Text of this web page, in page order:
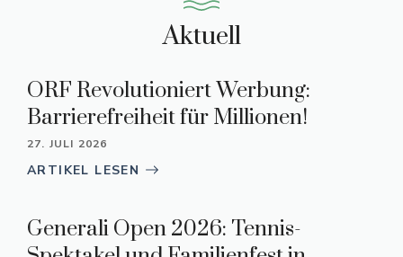
Aktuell
ORF Revolutioniert Werbung:
Barrierefreiheit für Millionen!
27. JULI 2026
ARTIKEL LESEN
Generali Open 2026: Tennis-